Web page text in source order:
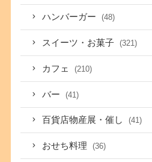
ハンバーガー (48)
スイーツ・お菓子 (321)
カフェ (210)
バー (41)
百貨店物産展・催し (41)
おせち料理 (36)